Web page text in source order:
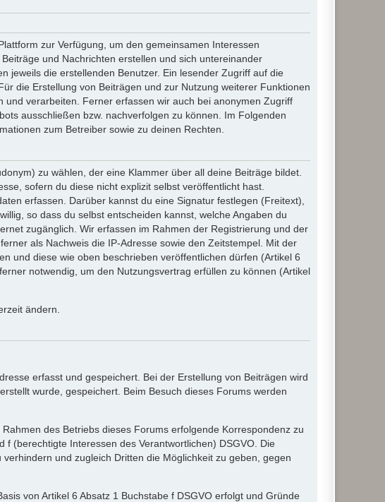
zur Verfügung, um den gemeinsamen Interessen
und Nachrichten erstellen und sich untereinander
jeweils die erstellenden Benutzer. Ein lesender Zugriff auf die
die Erstellung von Beiträgen und zur Nutzung weiterer Funktionen
verarbeiten. Ferner erfassen wir auch bei anonymen Zugriff
ausschließen bzw. nachverfolgen zu können. Im Folgenden
zum Betreiber sowie zu deinen Rechten.
zu wählen, der eine Klammer über all deine Beiträge bildet.
sofern du diese nicht explizit selbst veröffentlicht hast.
erfassen. Darüber kannst du eine Signatur festlegen (Freitext),
so dass du selbst entscheiden kannst, welche Angaben du
zugänglich. Wir erfassen im Rahmen der Registrierung und der
als Nachweis die IP-Adresse sowie den Zeitstempel. Mit der
und diese wie oben beschrieben veröffentlichen dürfen (Artikel 6
notwendig, um den Nutzungsvertrag erfüllen zu können (Artikel
ändern.
erfasst und gespeichert. Bei der Erstellung von Beiträgen wird
wurde, gespeichert. Beim Besuch dieses Forums werden
des Betriebs dieses Forums erfolgende Korrespondenz zu
(berechtigte Interessen des Verantwortlichen) DSGVO. Die
und zugleich Dritten die Möglichkeit zu geben, gegen
von Artikel 6 Absatz 1 Buchstabe f DSGVO erfolgt und Gründe